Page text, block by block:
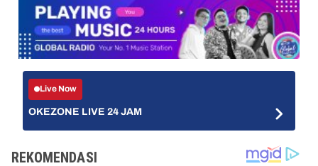
Live Now
OKEZONE LIVE 24 JAM